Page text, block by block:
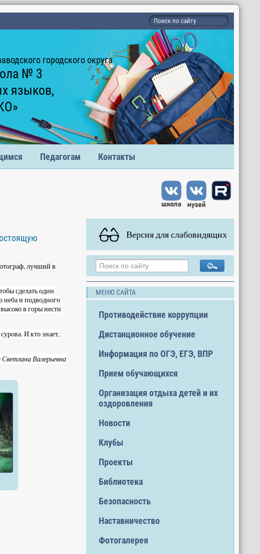
городского округа
№ 3
языков,
Педагогам Контакты
лучший в
сделать один
неба и подводного
в горы нести
И кто знает,
Валерьевна
Версия для слабовидящих
МЕНЮ САЙТА
Противодействие коррупции
Дистанционное обучение
Информация по ОГЭ, ЕГЭ, ВПР
Прием обучающихся
Организация отдыха детей и их
оздоровления
Новости
Клубы
Проекты
Библиотека
Безопасность
Наставничество
Фотогалерея